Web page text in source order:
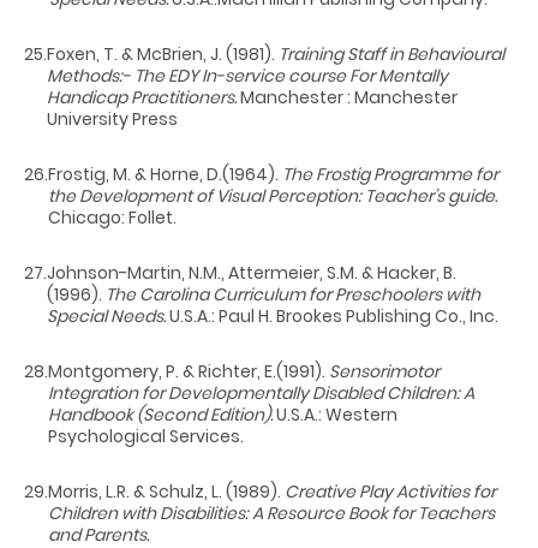
25.Foxen, T. & McBrien, J. (1981). Training Staff in Behavioural
Methods:- The EDY In-service course For Mentally
Handicap Practitioners.Manchester : Manchester
University Press
26.Frostig, M. & Horne, D.(1964). The Frostig Programme for
the Development of Visual Perception: Teacher’s guide.
Chicago: Follet.
27.Johnson-Martin, N.M., Attermeier, S.M. & Hacker, B.
(1996). The Carolina Curriculum for Preschoolers with
Special Needs.U.S.A.: Paul H. Brookes Publishing Co., Inc.
28.Montgomery, P. & Richter, E.(1991). Sensorimotor
Integration for Developmentally Disabled Children: A
Handbook (Second Edition).U.S.A.: Western
Psychological Services.
29.Morris, L.R. & Schulz, L. (1989). Creative Play Activities for
Children with Disabilities: A Resource Book for Teachers
and Parents.